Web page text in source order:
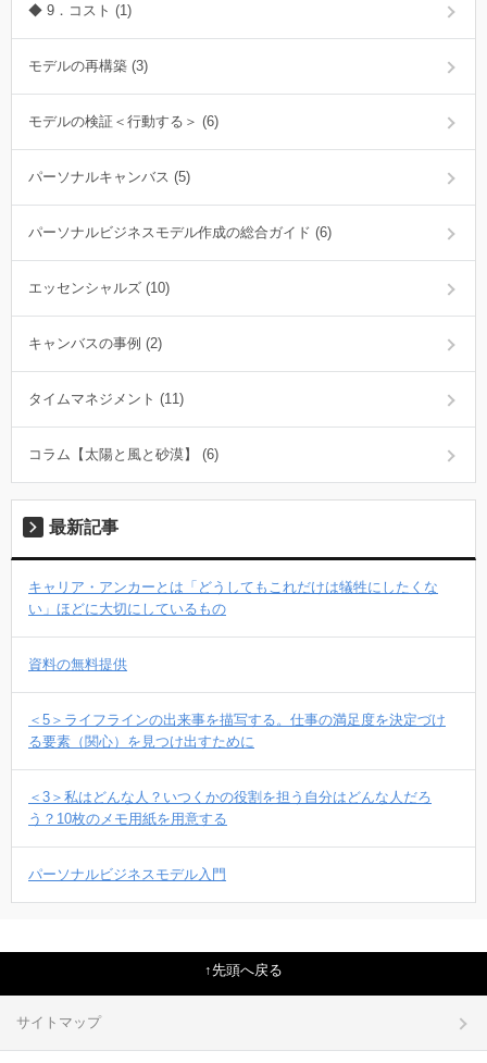
◆ 9．コスト (1)
モデルの再構築 (3)
モデルの検証＜行動する＞ (6)
パーソナルキャンバス (5)
パーソナルビジネスモデル作成の総合ガイド (6)
エッセンシャルズ (10)
キャンバスの事例 (2)
タイムマネジメント (11)
コラム【太陽と風と砂漠】 (6)
最新記事
キャリア・アンカーとは「どうしてもこれだけは犠牲にしたくな
い」ほどに大切にしているもの
資料の無料提供
＜5＞ライフラインの出来事を描写する。仕事の満足度を決定づけ
る要素（関心）を見つけ出すために
＜3＞私はどんな人？いつくかの役割を担う自分はどんな人だろ
う？10枚のメモ用紙を用意する
パーソナルビジネスモデル入門
先頭へ戻る
サイトマップ